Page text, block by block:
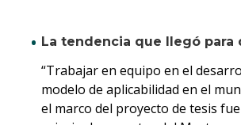
La tendencia que llegó para
“Trabajar en equipo en el
modelo de aplicabilidad en el
el marco del proyecto de tesis